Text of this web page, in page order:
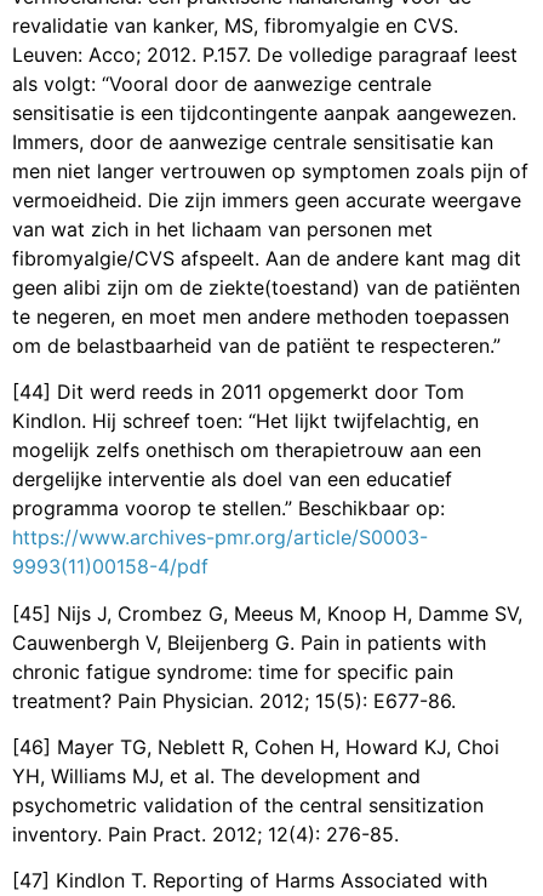
revalidatie van kanker, MS, fibromyalgie en CVS.
Leuven: Acco; 2012. P.157. De volledige paragraaf leest
als volgt: “Vooral door de aanwezige centrale
sensitisatie is een tijdcontingente aanpak aangewezen.
Immers, door de aanwezige centrale sensitisatie kan
men niet langer vertrouwen op symptomen zoals pijn of
vermoeidheid. Die zijn immers geen accurate weergave
van wat zich in het lichaam van personen met
fibromyalgie/CVS afspeelt. Aan de andere kant mag dit
geen alibi zijn om de ziekte(toestand) van de patiënten
te negeren, en moet men andere methoden toepassen
om de belastbaarheid van de patiënt te respecteren.”
[44] Dit werd reeds in 2011 opgemerkt door Tom
Kindlon. Hij schreef toen: “Het lijkt twijfelachtig, en
mogelijk zelfs onethisch om therapietrouw aan een
dergelijke interventie als doel van een educatief
programma voorop te stellen.” Beschikbaar op:
https://www.archives-pmr.org/article/S0003-
9993(11)00158-4/pdf
[45] Nijs J, Crombez G, Meeus M, Knoop H, Damme SV,
Cauwenbergh V, Bleijenberg G. Pain in patients with
chronic fatigue syndrome: time for specific pain
treatment? Pain Physician. 2012; 15(5): E677-86.
[46] Mayer TG, Neblett R, Cohen H, Howard KJ, Choi
YH, Williams MJ, et al. The development and
psychometric validation of the central sensitization
inventory. Pain Pract. 2012; 12(4): 276-85.
[47] Kindlon T. Reporting of Harms Associated with